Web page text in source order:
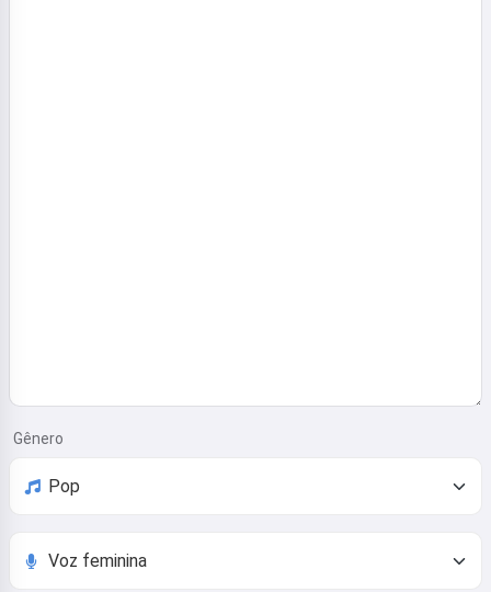
Gênero